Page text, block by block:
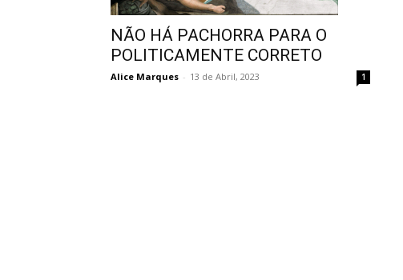
NÃO HÁ PACHORRA PARA O
POLITICAMENTE CORRETO
Alice Marques - 13 de Abril, 2023 1